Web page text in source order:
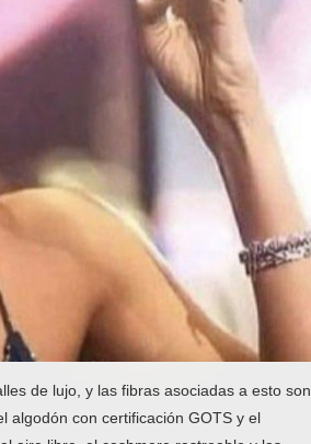
de lujo, y las fibras asociadas a esto son
algodón con certificación GOTS y el